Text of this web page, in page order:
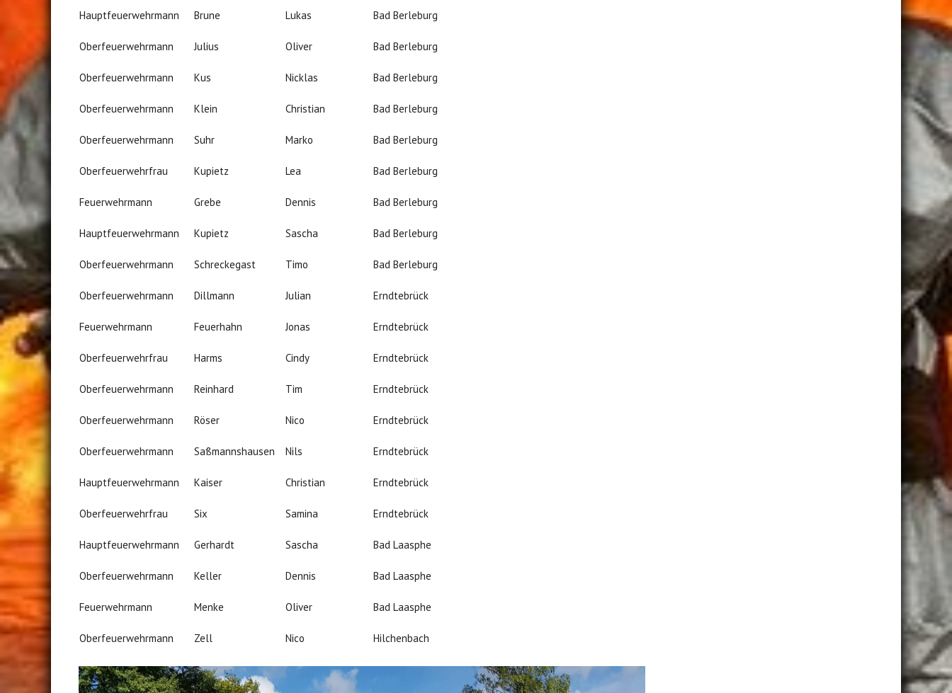
Hauptfeuerwehrmann
Brune Lukas Bad Berleburg
Oberfeuerwehrmann Julius Oliver Bad Berleburg
Oberfeuerwehrmann Kus Nicklas Bad Berleburg
Oberfeuerwehrmann Klein Christian Bad Berleburg
Oberfeuerwehrmann Suhr Marko Bad Berleburg
Oberfeuerwehrfrau Kupietz Lea Bad Berleburg
Feuerwehrmann Grebe Dennis Bad Berleburg
Hauptfeuerwehrmann Kupietz Sascha Bad Berleburg
Oberfeuerwehrmann Schreckegast Timo Bad Berleburg
Oberfeuerwehrmann Dillmann Julian Erndtebrück
Feuerwehrmann Feuerhahn Jonas Erndtebrück
Oberfeuerwehrfrau Harms Cindy Erndtebrück
Oberfeuerwehrmann Reinhard Tim Erndtebrück
Oberfeuerwehrmann Röser Nico Erndtebrück
Oberfeuerwehrmann Saßmannshausen Nils Erndtebrück
Hauptfeuerwehrmann Kaiser Christian Erndtebrück
Oberfeuerwehrfrau Six Samina Erndtebrück
Hauptfeuerwehrmann Gerhardt Sascha Bad Laasphe
Oberfeuerwehrmann Keller Dennis Bad Laasphe
Feuerwehrmann Menke Oliver Bad Laasphe
Oberfeuerwehrmann Zell Nico Hilchenbach